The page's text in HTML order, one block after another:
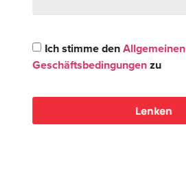
Ich stimme denAllgemeinen
Geschäftsbedingungenzu
Lenken